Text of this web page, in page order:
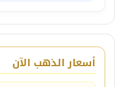
أسعار الذهب الآن